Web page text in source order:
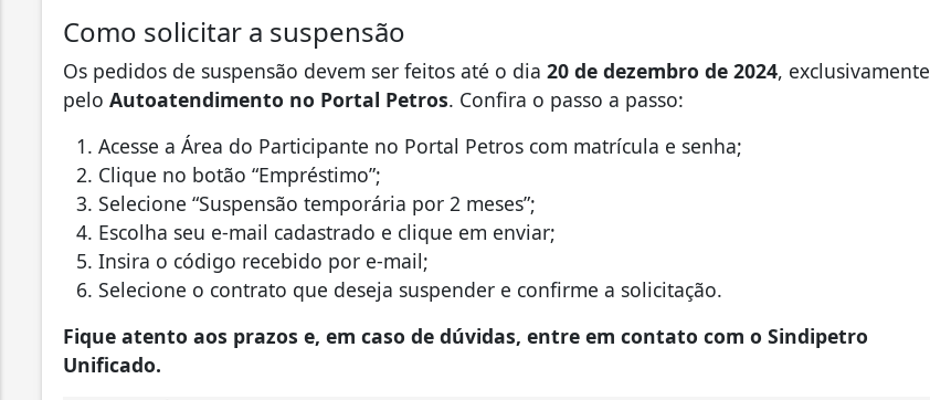
Como solicitar a suspensão
Os pedidos de suspensão devem ser feitos até o dia 20 de dezembro de 2024, exclusivamente
pelo Autoatendimento no Portal Petros. Confira o passo a passo:
Acesse a Área do Participante no Portal Petros com matrícula e senha;
Clique no botão “Empréstimo”;
Selecione “Suspensão temporária por 2 meses”;
Escolha seu e-mail cadastrado e clique em enviar;
Insira o código recebido por e-mail;
Selecione o contrato que deseja suspender e confirme a solicitação.
Fique atento aos prazos e, em caso de dúvidas, entre em contato com o Sindipetro
Unificado.